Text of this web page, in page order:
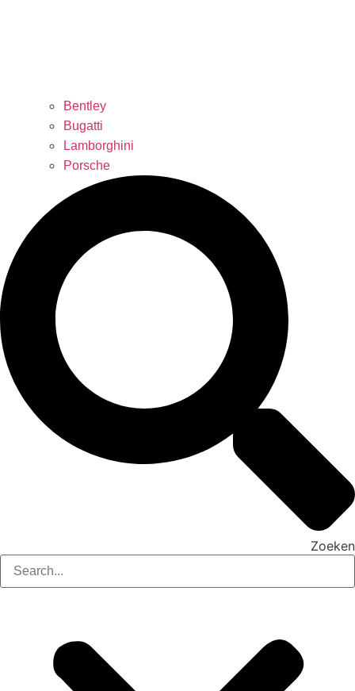
Bentley
Bugatti
Lamborghini
Porsche
Zoeken